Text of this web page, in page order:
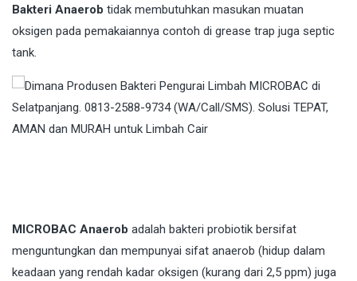
Bakteri Anaerob tidak membutuhkan masukan muatan
oksigen pada pemakaiannya contoh di grease trap juga septic
tank.
MICROBAC Anaerob adalah bakteri probiotik bersifat
menguntungkan dan mempunyai sifat anaerob (hidup dalam
keadaan yang rendah kadar oksigen (kurang dari 2,5 ppm) juga